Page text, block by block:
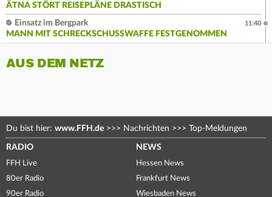
ÄTNA STÖRT REISEPLÄNE DRASTISCH
Einsatz im Bergpark
MANN MIT SCHRECKSCHUSSWAFFE FESTGENOMMEN
11:40
AUS DEM NETZ
Du bist hier: www.FFH.de >>> Nachrichten >>> Top-Meldungen
RADIO
FFH Live
80er Radio
90er Radio
NEWS
Hessen News
Frankfurt News
Wiesbaden News